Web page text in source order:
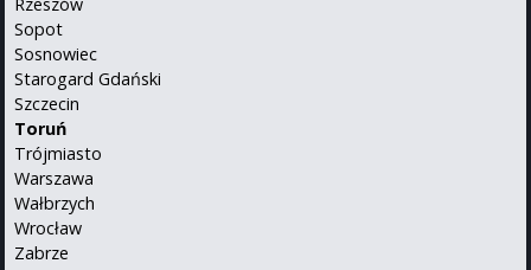
Sopot
Sosnowiec
Starogard Gdański
Szczecin
Toruń
Trójmiasto
Warszawa
Wałbrzych
Wrocław
Zabrze